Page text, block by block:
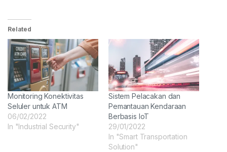
Related
Monitoring Konektivitas
Seluler untuk ATM
06/02/2022
In "Industrial Security"
Sistem Pelacakan dan
Pemantauan Kendaraan
Berbasis IoT
29/01/2022
In "Smart Transportation
Solution"